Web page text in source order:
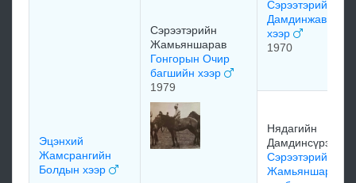
Эцэнхий
Жамсрангийн
Болдын хээр
Сэрээтэрийн
Жамьяншарав
Гонгорын Очир
багшийн хээр
1979
Сэрээтэрийн
Дамдинжавын
хээр
1970
Нядагийн
Дамдинсүрэн
Сэрээтэрийн